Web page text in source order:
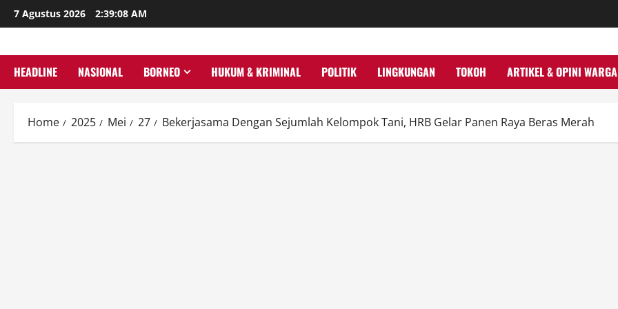
Skip
to
7 Agustus 2026 2:39:09 AM
HEADLINE NASIONAL BORNEO HUKUM & KRIMINAL POLITIK LINGKUNGAN TOKOH ARTIKEL & OPINI WARGA
Home 2025 Mei 27 Bekerjasama Dengan Sejumlah Kelompok Tani, HRB Gelar Panen Raya Beras Merah